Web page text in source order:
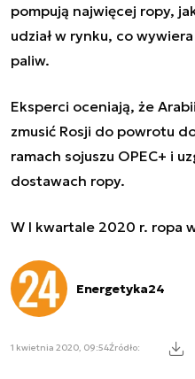
pompują najwięcej ropy,
udział w rynku, co
paliw.
Eksperci oceniają, że
zmusić Rosji do powrotu
ramach sojuszu OPEC+ i
dostawach ropy.
W I kwartale 2020 r. ropa
Energetyka24
1 kwietnia 2020, 09:54Źródło: